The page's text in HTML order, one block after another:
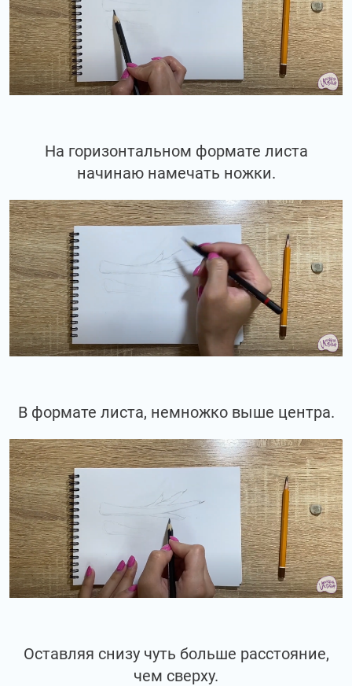
На горизонтальном формате листа
начинаю намечать ножки.
В формате листа, немножко выше центра.
Оставляя снизу чуть больше расстояние,
чем сверху.